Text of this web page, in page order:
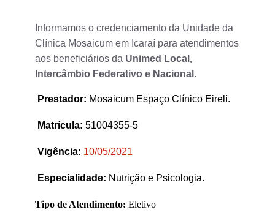
Informamos o credenciamento da Unidade da
Clínica Mosaicum em Icaraí para atendimentos
aos beneficiários da Unimed Local,
Intercâmbio Federativo e Nacional .
Prestador: Mosaicum Espaço Clínico Eireli.
Matrícula: 51004355-5
Vigência: 10/05/2021
Especialidade: Nutrição e Psicologia.
Tipo de Atendimento: Eletivo